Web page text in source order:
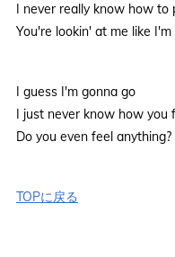
I never really know how to
You're lookin' at me like
I guess I'm gonna go
I just never know how you
Do you even feel anything?
TOPに戻る